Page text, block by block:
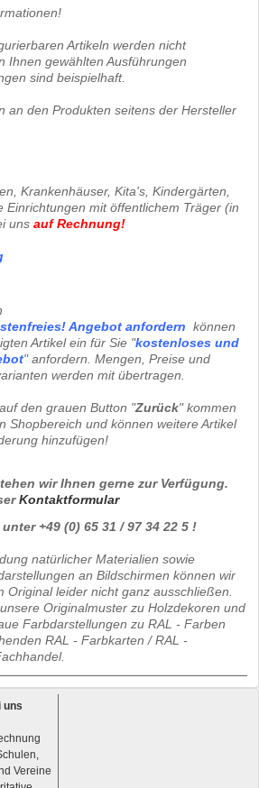
Artikeln werden nicht
Ihnen gewählten Ausführungen
sind beispielhaft.
an den Produkten seitens der Hersteller
Krankenhäuser, Kita's, Kindergärten,
Einrichtungen mit öffentlichem Träger (in
uns auf Rechnung!
können
Artikel ein für Sie "kostenloses und
" anfordern. Mengen, Preise und
werden mit übertragen.
den grauen Button "Zurück" kommen
Shopbereich und können weitere Artikel
hinzufügen!
wir Ihnen gerne zur Verfügung.
Kontaktformular
+49 (0) 65 31 / 97 34 22 5 !
natürlicher Materialien sowie
an Bildschirmen können wir
Original leider nicht ganz ausschließen.
Originalmuster zu Holzdekoren und
Farbdarstellungen zu RAL - Farben
RAL - Farbkarten / RAL -
uns
Vereine